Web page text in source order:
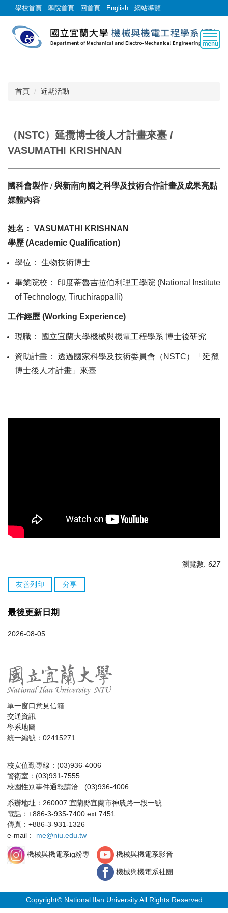
跳
到
::: 學校首頁 學院首頁 回首頁 English 網站導覽
首頁 近期活動
（NSTC）延攬博士後人才計畫來臺 /
VASUMATHI KRISHNAN
國科會製作 / 與新南向國之科學及技術合作計畫及成果亮點
媒體內容
姓名： VASUMATHI KRISHNAN
學歷 (Academic Qualification)
學位： 生物技術博士
畢業院校： 印度蒂魯吉拉伯利理工學院 (National Institute
of Technology, Tiruchirappalli)
工作經歷 (Working Experience)
現職： 國立宜蘭大學機械與機電工程學系 博士後研究
資助計畫： 透過國家科學及技術委員會（ NSTC）「延攬
博士後人才計畫」來臺
瀏覽數: 627
友善列印 分享
最後更新日期
2026-08-05
:::
單一窗口意見信箱
交通資訊
學系地圖
統一編號：02415271
校安值勤專線：(03)936-4006
警衛室：(03)931-7555
校園性別事件通報請洽 : (03)936-4006
系辦地址：260007 宜蘭縣宜蘭市神農路一段一號
電話：+886-3-935-7400 ext 7451
傳真：+886-3-931-1326
e-mail： me@niu.edu.tw
機械與機電系ig粉專 機械與機電系影音
機械與機電系社團
Copyright© National Ilan University All Rights Reserved